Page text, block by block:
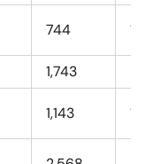
744
1,743
1,143